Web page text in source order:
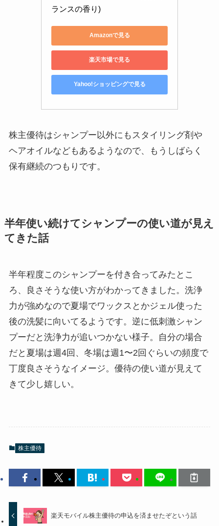
ランスの香り)
Amazonで見る
楽天市場で見る
Yahoo!ショッピングで見る
株主優待はシャンプー以外にもスタイリング剤や
ヘアオイルなどもあるようなので、もうしばらく
保有継続のつもりです。
半年使い続けてシャンプーの使い道が見え
てきた話
半年程度このシャンプーを付き合ってみたとこ
ろ、良さそうな使い方がわかってきました。洗浄
力が強めなので夏場でワックスとかジェル使った
後の洗髪に向いてるようです。逆に低刺激シャン
プーだと洗浄力が追いつかない様子。自分の場合
だと夏場は週4回、冬場は週1〜2回ぐらいの頻度で
丁度良さそうなイメージ。優待の使い道が見えて
きて少し嬉しい。
株主優待
楽天モバイル株主優待の申込を済ませたぞという話